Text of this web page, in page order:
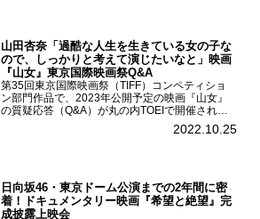
山田杏奈「過酷な人生を生きている女の子な
ので、しっかりと考えて演じたいなと」映画
『山女』東京国際映画祭Q&A
第35回東京国際映画祭（TIFF）コンペティショ
ン部門作品で、2023年公開予定の映画『山女』
の質疑応答（Q&A）が丸の内TOEIで開催され、
主演を務めた女優の山田杏奈、監督の福永壮志が
登壇。本作について語った。映画『山女』第35
2022.10.25
日向坂46・東京ドーム公演までの2年間に密
着！ドキュメンタリー映画『希望と絶望』完
成披露上映会